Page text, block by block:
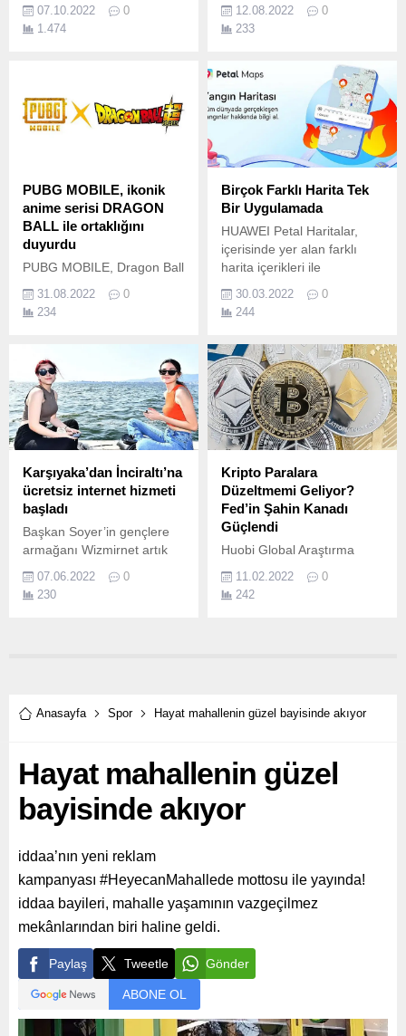
2022 adlı etkinliğinde son
geliştirdiği teknolojileri
bilimsel sonuçlarını sundu.
07.10.2022
0
1.474
12.08.2022
0
233
PUBG MOBILE, ikonik
anime serisi DRAGON
BALL ile ortaklığını
duyurdu
PUBG MOBILE, Dragon Ball
dünya çapında sinemalarda
gösterime girmesini, sevilen
birleştirerek kutladı.
31.08.2022
0
234
Birçok Farklı Harita Tek
Bir Uygulamada
HUAWEI Petal Haritalar,
içerisinde yer alan farklı
harita içerikleri ile
benzersiz bir boyuta taşıyor.
30.03.2022
0
244
Karşıyaka’dan İnciraltı’na
ücretsiz internet hizmeti
başladı
Başkan Soyer’in gençlere
armağanı Wizmirnet artık
Büyükşehir Belediye
Başkanı Tunç Soyer’in 17
07.06.2022
0
230
Kripto Paralara
Düzeltmemi Geliyor?
Fed’in Şahin Kanadı
Güçlendi
Huobi Global Araştırma
haftanın son gününde
yaptığı değerlendirmede
rekorunu tazeledi ve dünkü
11.02.2022
0
242
Anasayfa Spor Hayat mahallenin güzel bayisinde akıyor
Hayat mahallenin güzel
bayisinde akıyor
iddaa’nın yeni reklam
kampanyası #HeyecanMahallede mottosu ile yayında!
iddaa bayileri, mahalle yaşamının vazgeçilmez
mekânlarından biri haline geldi.
Paylaş Tweetle Gönder
ABONE OL